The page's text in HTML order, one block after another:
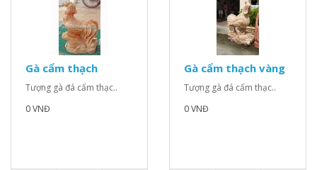
Gà cẩm thạch
Tượng gà đá cẩm thạc..
0 VNĐ
Gà cẩm thạch vàng
Tượng gà đá cẩm thạc..
0 VNĐ